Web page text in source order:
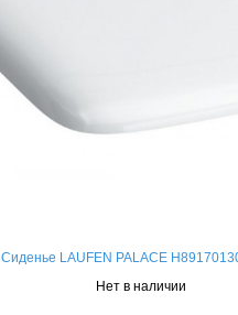
Сиденье LAUFEN PALACE
Нет в наличии